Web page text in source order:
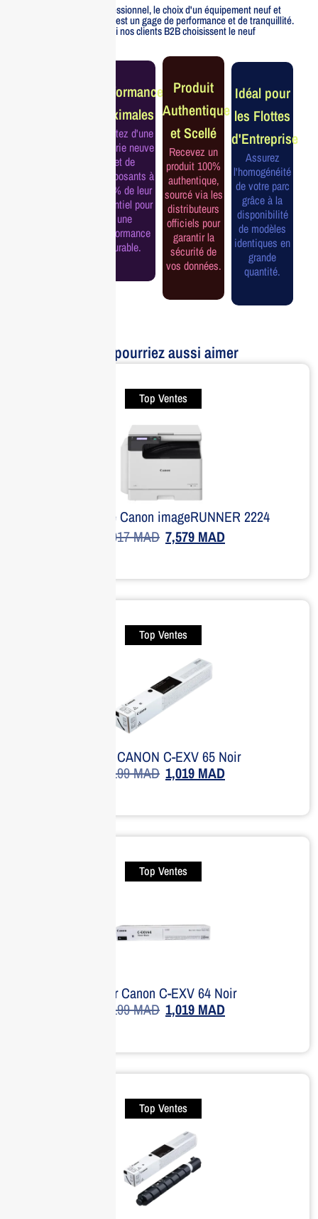
Pour un usage professionnel, le choix d'un équipement neuf et
officiellement distribué est un gage de performance et de tranquillité.
Voici pourquoi nos clients B2B choisissent le neuf
Performance
Maximales
Profitez d'une
batterie neuve
et de
composants à
100% de leur
potentiel pour
une
performance
durable.
Produit
Authentique
et Scellé
Recevez un
produit 100%
authentique,
sourcé via les
distributeurs
officiels pour
garantir la
sécurité de
vos données.
Idéal pour
les Flottes
d'Entreprise
Assurez
l'homogénéité
de votre parc
grâce à la
disponibilité
de modèles
identiques en
grande
quantité.
Vous pourriez aussi aimer
Top Ventes
Imprimante Canon imageRUNNER 2224
8,917MAD 7,579 MAD
Top Ventes
Toner CANON C-EXV 65 Noir
1,199MAD 1,019 MAD
Top Ventes
Toner Canon C-EXV 64 Noir
1,199MAD 1,019 MAD
Top Ventes